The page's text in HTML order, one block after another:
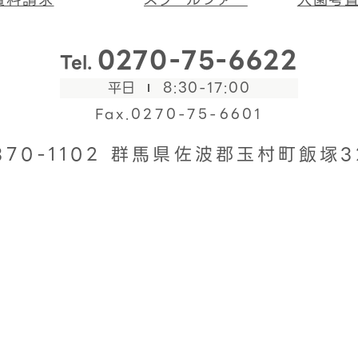
Tel. 0270-75-6622
平日
8:30-17:00
Fax.0270-75-6601
1102 群馬県佐波郡玉村町飯塚